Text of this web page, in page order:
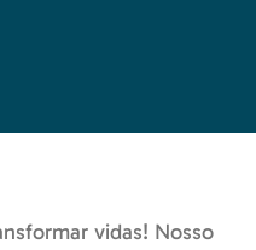
vidas! Nosso